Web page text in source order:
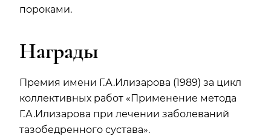
пороками.
Награды
Премия имени Г.А.Илизарова (1989) за цикл
коллективных работ «Применение метода
Г.А.Илизарова при лечении заболеваний
тазобедренного сустава».